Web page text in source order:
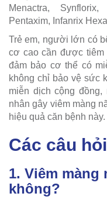
Menactra,
Pentaxim, Infanrix
Trẻ em, người lớn có
cơ cao cần được tiêm
đảm bảo cơ thể có
không chỉ bảo vệ sức
miễn dịch cộng
nhân gây viêm màng
hiệu quả căn bệnh này.
Các câu
1. Viêm
không?